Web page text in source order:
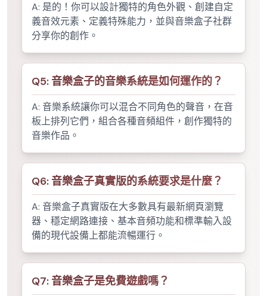
A: 是的！你可以設計獨特的角色外觀、創建自定
義音效元素、定義特殊能力，並與音樂盒子社群
分享你的創作。
Q5: 音樂盒子的音樂系統是如何運作的？
A: 音樂系統讓你可以混合不同角色的聲音，在音
板上排列它們，組合各種音頻組件，創作獨特的
音樂作品。
Q6: 音樂盒子真實版的系統要求是什麼？
A: 音樂盒子真實版在大多數具有最新網頁瀏覽
器、穩定網路連接、基本音頻功能和標準輸入設
備的現代設備上都能流暢運行。
Q7: 音樂盒子是免費遊戲嗎？